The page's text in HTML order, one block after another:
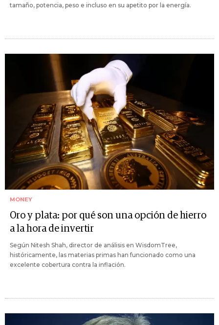
tamaño, potencia, peso e incluso en su apetito por la energía.
MONEY
Oro y plata: por qué son una opción de hierro
a la hora de invertir
Según Nitesh Shah, director de análisis en WisdomTree,
históricamente, las materias primas han funcionado como una
excelente cobertura contra la inflación.